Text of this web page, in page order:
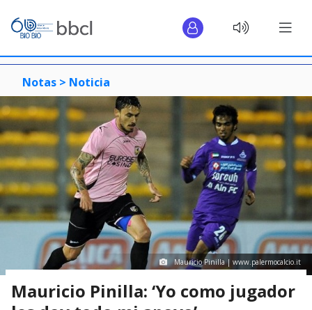
Notas > Noticia
Mauricio Pinilla | www.palermocalcio.it
Mauricio Pinilla: ‘Yo como jugador